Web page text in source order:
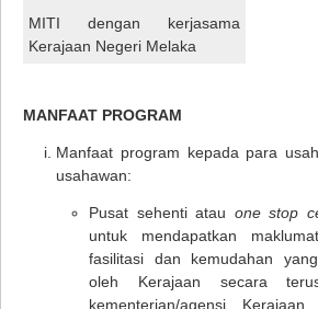
MITI dengan kerjasama
Kerajaan Negeri Melaka
MANFAAT PROGRAM
Manfaat program kepada para
usahawan:
Pusat sehenti atau one stop
untuk mendapatkan
fasilitasi dan kemudahan
oleh Kerajaan secara
kementerian/agensi